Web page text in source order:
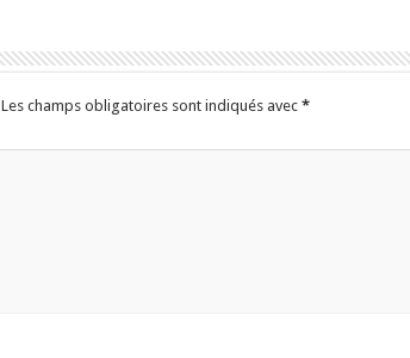
Les champs obligatoires sont indiqués avec *